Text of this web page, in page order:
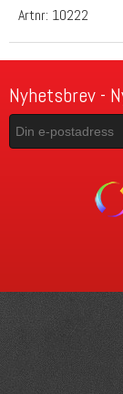
Artnr: 10222
Nyhetsbrev -